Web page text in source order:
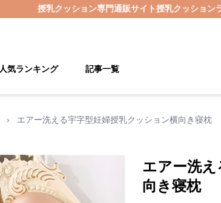
授乳クッション専門通販サイト授乳クッション
人気ランキング 記事一覧
› エアー洗える宇字型妊婦授乳クッション横向き寝枕
エアー洗
向き寝枕